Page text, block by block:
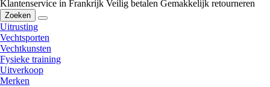
Klantenservice in Frankrijk Veilig betalen Gemakkelijk retourneren
Zoeken
Uitrusting
Vechtsporten
Vechtkunsten
Fysieke training
Uitverkoop
Merken